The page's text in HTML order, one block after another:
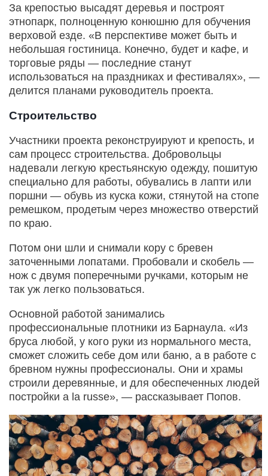
За крепостью высадят деревья и построят
этнопарк, полноценную конюшню для обучения
верховой езде. «В перспективе может быть и
небольшая гостиница. Конечно, будет и кафе, и
торговые ряды — последние станут
использоваться на праздниках и фестивалях», —
делится планами руководитель проекта.
Строительство
Участники проекта реконструируют и крепость, и
сам процесс строительства. Добровольцы
надевали легкую крестьянскую одежду, пошитую
специально для работы, обувались в лапти или
поршни — обувь из куска кожи, стянутой на стопе
ремешком, продетым через множество отверстий
по краю.
Потом они шли и снимали кору с бревен
заточенными лопатами. Пробовали и скобель —
нож с двумя поперечными ручками, которым не
так уж легко пользоваться.
Основной работой занимались
профессиональные плотники из Барнаула. «Из
бруса любой, у кого руки из нормального места,
сможет сложить себе дом или баню, а в работе с
бревном нужны профессионалы. Они и храмы
строили деревянные, и для обеспеченных людей
постройки a la russe», — рассказывает Попов.